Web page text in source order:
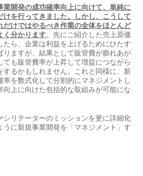
業開発の成功確率向上に向けて、単純に
けを行ってきました。しかし、こうして
だけではやるべき作業の全体をほとんど
く分かります。先にご紹介した売上原価
たら、企業は利益を上げるためにひたす
りますが、結果として販管費が膨れあが
ても販管費率が上昇して増益につながら
するかもしれません。これと同様に、新
率を数式化して分割的にマネジメントし
向上に向けた包括的な取組みが可能にな
シリテーターのミッションを更に詳細化
うに新規事業開発を「マネジメント」す